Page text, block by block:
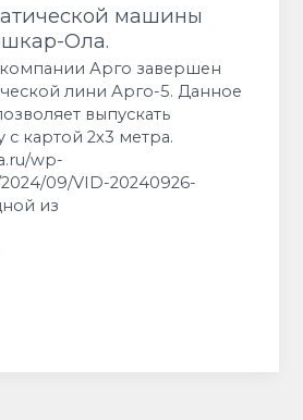
машины
Ола.
Арго завершен
лини Арго-5. Данное
выпускать
с картой 2х3 метра.
wp-
09/VID-20240926-
из